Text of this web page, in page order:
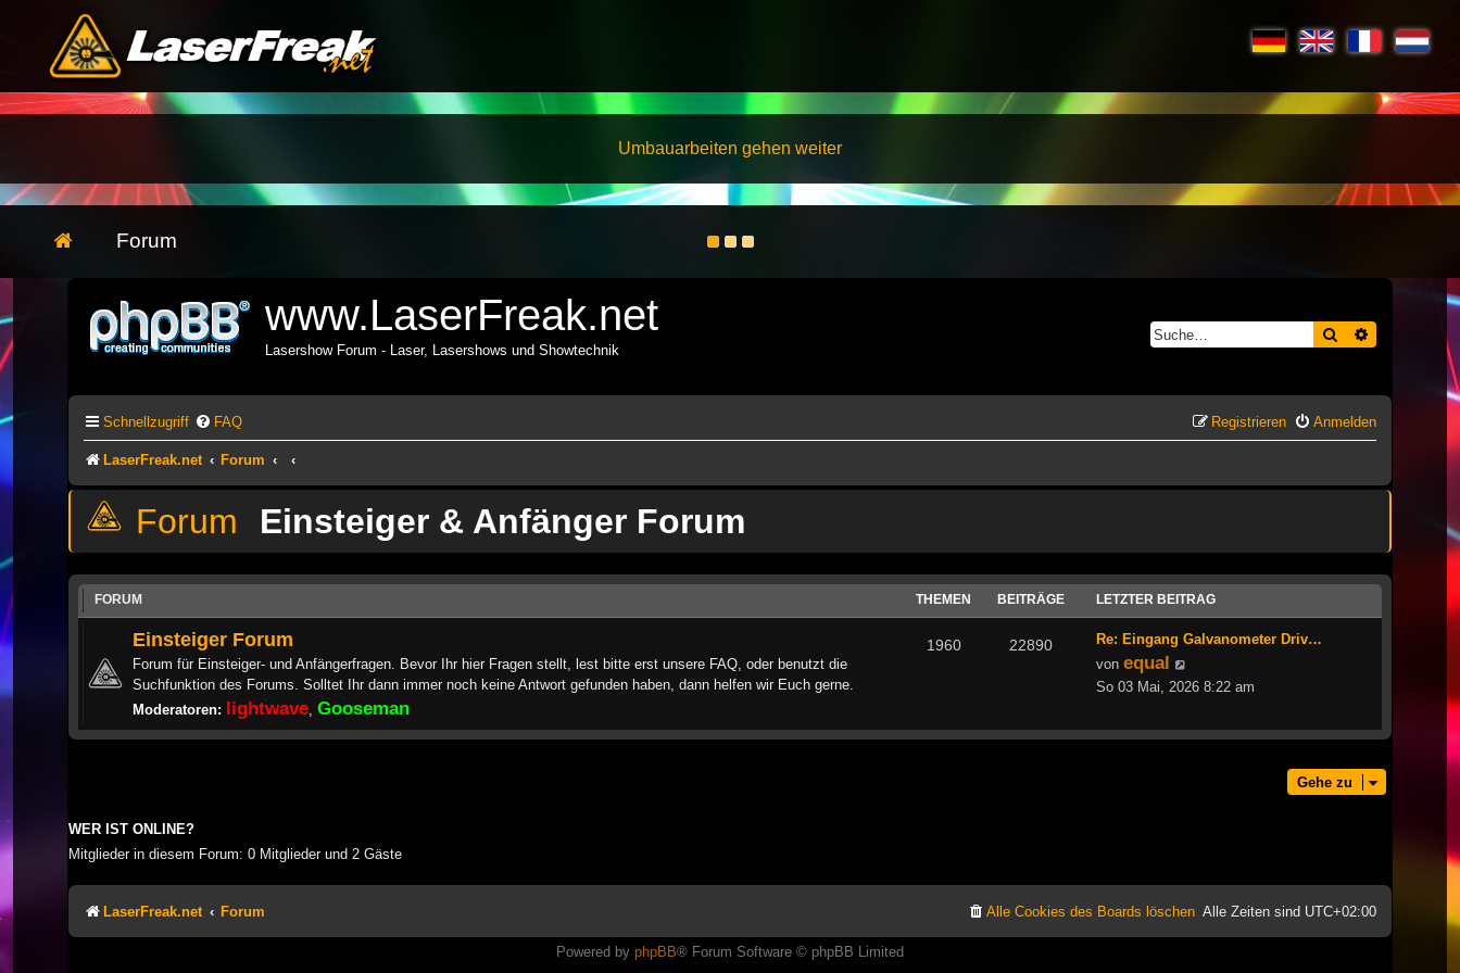
Umbauarbeiten gehen weiter
Forum
www.LaserFreak.net
Lasershow Forum - Laser, Lasershows und Showtechnik
Suche Erweiterte
Schnellzugriff FAQ Anmelden
Registrieren
LaserFreak.net Forum
Einsteiger & Anfänger Forum
FORUM THEMEN BEITRÄGE LETZTER BEITRAG
Einsteiger Forum
Forum für Einsteiger- und Anfängerfragen. Bevor Ihr hier Fragen stellt, lest bitte erst unsere FAQ, oder benutzt die
Suchfunktion des Forums. Solltet Ihr dann immer noch keine Antwort gefunden haben, dann helfen wir Euch gerne.
Moderatoren: lightwave Gooseman
1960 22890
Re: Eingang Galvanometer Driv…
von equal
Beitrag
So 03 Mai, 2026 8:22 am
Gehe zu
WER IST ONLINE?
Mitglieder in diesem Forum: 0 Mitglieder und 2 Gäste
LaserFreak.net Forum Alle Zeiten sind UTC+02:00
Alle Cookies des Boards löschen
Powered by phpBB® Forum Software © phpBB Limited